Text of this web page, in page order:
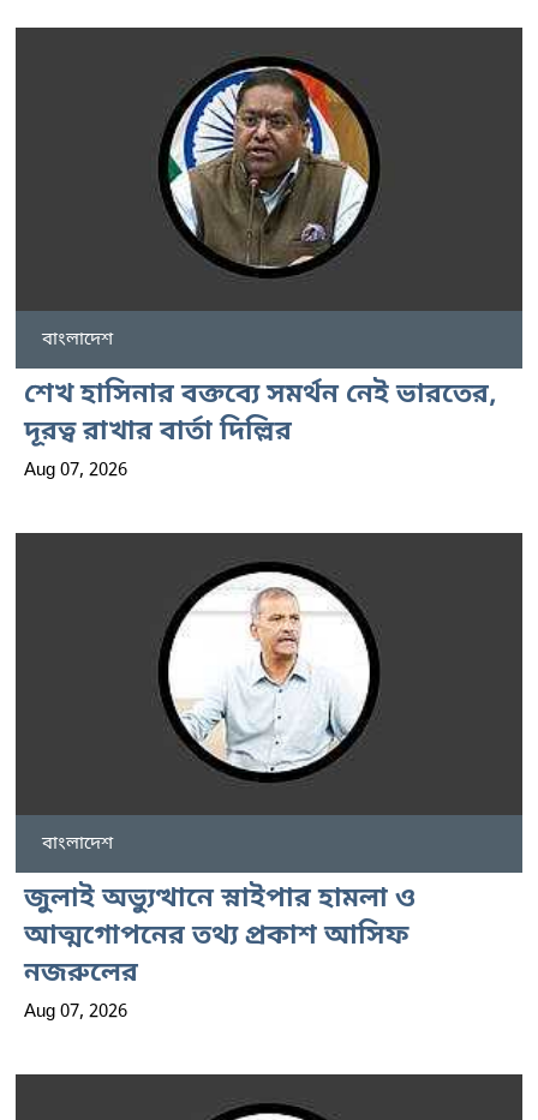
বাংলাদেশ
শেখ হাসিনার বক্তব্যে সমর্থন নেই ভারতের,
দূরত্ব রাখার বার্তা দিল্লির
Aug 07, 2026
বাংলাদেশ
জুলাই অভ্যুত্থানে স্নাইপার হামলা ও
আত্মগোপনের তথ্য প্রকাশ আসিফ
নজরুলের
Aug 07, 2026